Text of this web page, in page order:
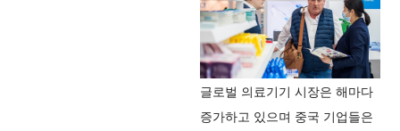
글로벌 의료기기 시장은 해마다
증가하고 있으며 중국 기업들은